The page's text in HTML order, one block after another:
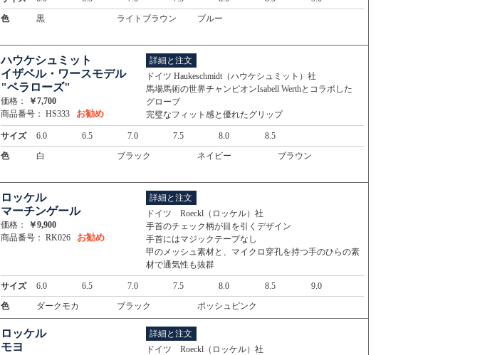
色
黒 ライトブラウン ブルー
ハウケシュミット
イザベル・ワースモデル
"ベラローズ"
価格：
￥7,700
商品番号： HS333 お勧め
詳細と注文
ドイツ Haukeschmidt（ハウケシュミット）社
馬場馬術の世界チャンピオンIsabell Werthとコラボした
グローブ
完璧なフィット感と優れたグリップ
サイズ 6.0 6.5 7.0 7.5 8.0
8.5
色
白 ブラック ネイビー ブラウン
ロッケル
マーチンゲール
価格：
￥9,900
商品番号： RK026 お勧め
詳細と注文
ドイツ Roeckl（ロッケル）社
手首のチェック柄が目を引くデザイン
手首にはマジックテープなし
甲のメッシュ素材と、マイクロ穿孔を持つ手のひらの素
材で通気性も抜群
サイズ 6.0 6.5 7.0 7.5 8.0 8.5
9.0
色
ダークモカ ブラック ポッシュピンク
ロッケル
モヨ
詳細と注文
ドイツ Roeckl（ロッケル）社